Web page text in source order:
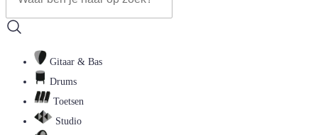
Gitaar & Bas
Drums
Toetsen
Studio